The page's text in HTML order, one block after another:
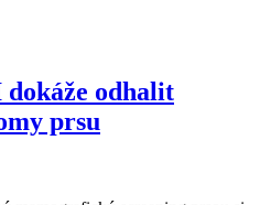
dokáže odhalit
prsu